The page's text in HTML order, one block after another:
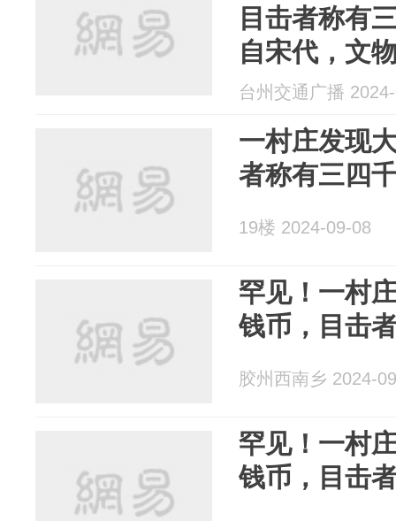
目击者称有
自宋代，文
台州交通广播
一村庄发现
者称有三四
19楼 2024-09-08
罕见！一村
钱币，目击
胶州西南乡 2024-
罕见！一村
钱币，目击